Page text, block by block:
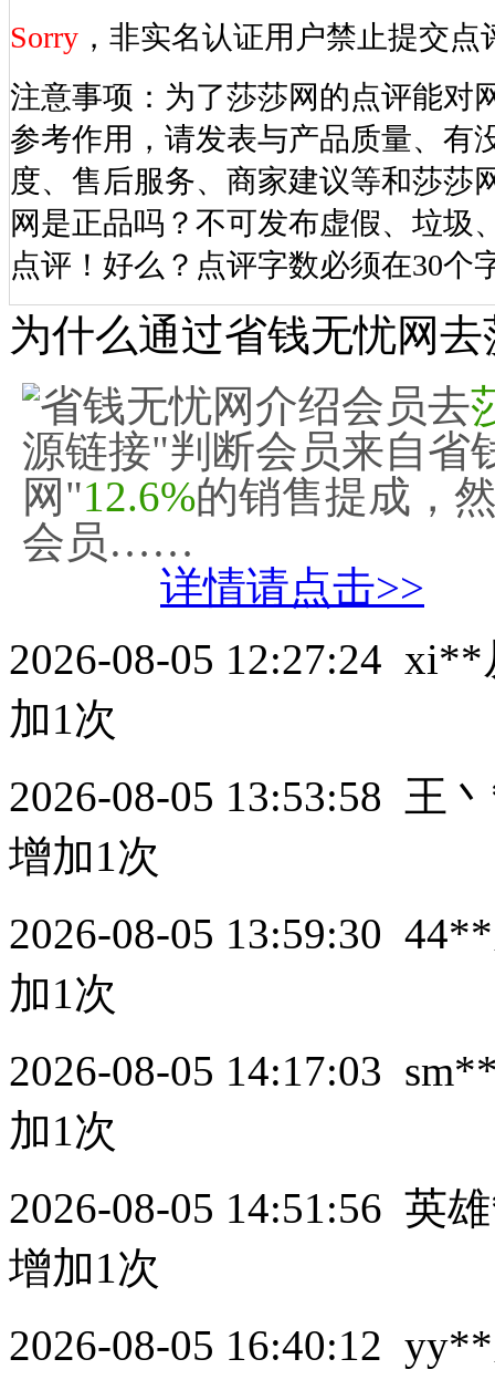
Sorry ，非实名认证用户禁止提交点
注意事项：为了莎莎网的点评能对
参考作用，请发表与产品质量、有
度、售后服务、商家建议等和莎莎
网是正品吗？不可发布虚假、垃圾
点评！好么？点评字数必须在30个
为什么通过省钱无忧网
省钱无忧网介绍会员去
源链接"判断会员来自省
网"12.6%的销售提成，
会员……
详情请点击>>
2026-08-05 12:27:24 xi**
加1次
2026-08-05 13:53:58 王
增加1次
2026-08-05 13:59:30 44**
加1次
2026-08-05 14:17:03
加1次
2026-08-05 14:51:56 英
增加1次
2026-08-05 16:40:12 yy**